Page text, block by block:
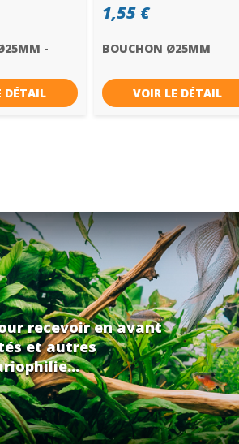
-
DÉTAIL
1,55 €
BOUCHON Ø25MM
VOIR LE DÉTAIL
recevoir en avant
et autres